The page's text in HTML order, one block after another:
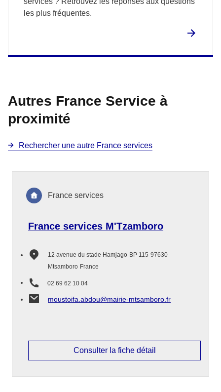
les plus fréquentes.
Autres France Service à
proximité
Rechercher une autre France services
France services M'Tzamboro
12 avenue du stade Hamjago BP 115 97630
Mtsamboro France
02 69 62 10 04
moustoifa.abdou@mairie-mtsamboro.fr
France services
Consulter la fiche détail